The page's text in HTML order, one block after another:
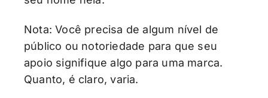
Nota: Você precisa de algum nível de
público ou notoriedade para que seu
apoio signifique algo para uma marca.
Quanto, é claro, varia.